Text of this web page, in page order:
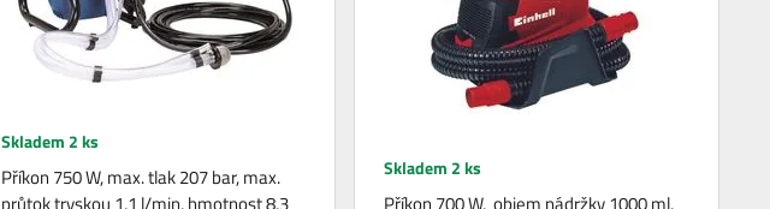
Skladem 2 ks
Příkon 750 W, max. tlak 207 bar, max.
Skladem 2 ks